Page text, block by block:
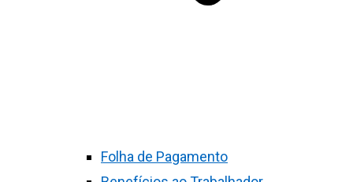
Folha de Pagamento